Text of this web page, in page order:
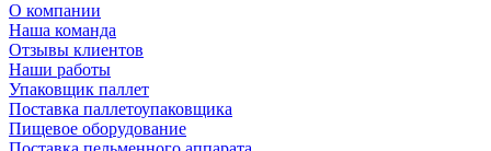
О компании
Наша команда
Отзывы клиентов
Наши работы
Упаковщик паллет
Поставка паллетоупаковщика
Пищевое оборудование